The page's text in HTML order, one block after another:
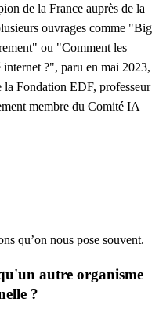
de la France auprès de la
ouvrages comme "Big
ou "Comment les
?", paru en mai 2023,
la Fondation EDF, professeur
membre du Comité IA
qu’on nous pose souvent.
autre organisme
?